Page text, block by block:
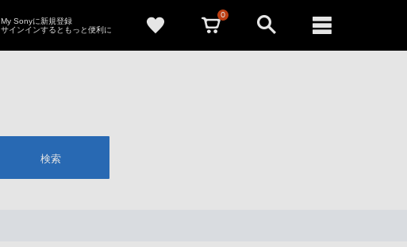
My Sonyに新規登録
サインインするともっと便利に
0
検索